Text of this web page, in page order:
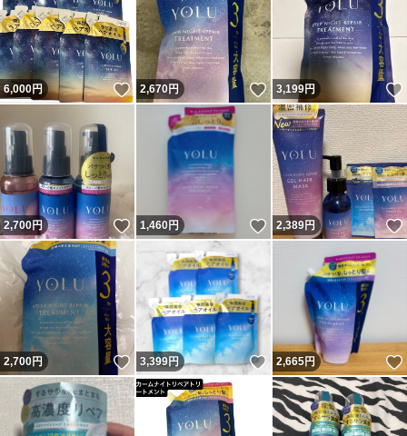
6,000円 いいね！
2,670円 いいね！
3,199円
2,700円 いいね！
1,460円 いいね！
2,389円
2,700円 いいね！
3,399円 いいね！
2,665円